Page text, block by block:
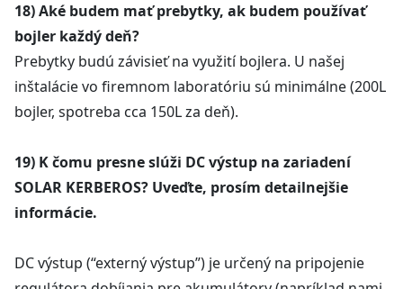
18) Aké budem mať prebytky, ak budem používať
bojler každý deň?
Prebytky budú závisieť na využití bojlera. U našej
inštalácie vo firemnom laboratóriu sú minimálne (200L
bojler, spotreba cca 150L za deň).
19) K čomu presne slúži DC výstup na zariadení
SOLAR KERBEROS? Uveďte, prosím detailnejšie
informácie.
DC výstup (“externý výstup”) je určený na pripojenie